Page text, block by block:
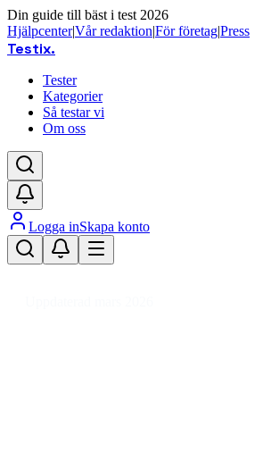
Din guide till bäst i test 2026
Hjälpcenter|Vår redaktion|För företag|Press
Testix.
Tester
Kategorier
Så testar vi
Om oss
Logga inSkapa konto